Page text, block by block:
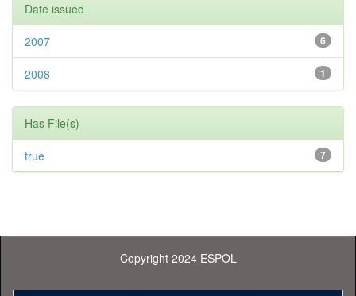
Date issued
6
2007
1
2008
Has File(s)
7
true
Copyright 2024 ESPOL